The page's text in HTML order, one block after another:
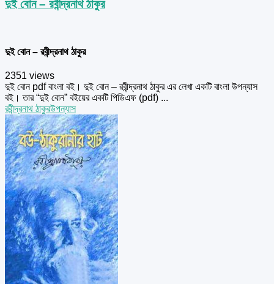
দুই বোন – রবীন্দ্রনাথ ঠাকুর
দুই বোন – রবীন্দ্রনাথ ঠাকুর
2351 views
দুই বোন pdf বাংলা বই। দুই বোন – রবীন্দ্রনাথ ঠাকুর এর লেখা একটি বাংলা উপন্যাস
বই। তার “দুই বোন” বইয়ের একটি পিডিএফ (pdf) ...
রবীন্দ্রনাথ ঠাকুরউপন্যাস